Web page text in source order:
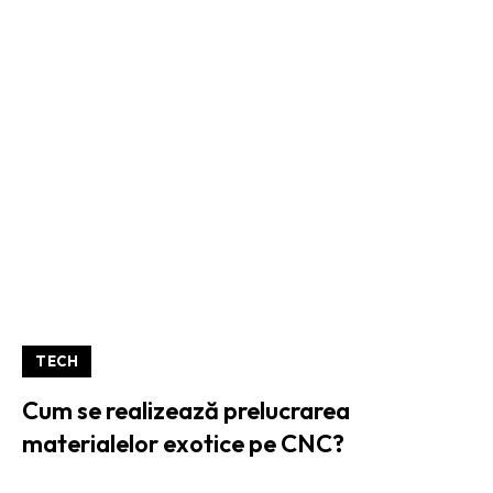
TECH
Cum se realizează prelucrarea
materialelor exotice pe CNC?